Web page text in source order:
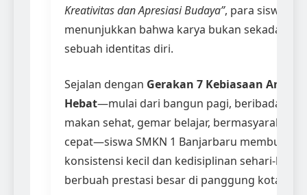
Kreativitas dan Apresiasi Budaya”, para siswa
menunjukkan bahwa karya bukan sekadar
sebuah identitas diri.
Sejalan dengan Gerakan 7 Kebiasaan Anak
Hebat—mulai dari bangun pagi, beribadah,
makan sehat, gemar belajar, bermasyarakat,
cepat—siswa SMKN 1 Banjarbaru
konsistensi kecil dan kedisiplinan sehari-hari
berbuah prestasi besar di panggung kota.